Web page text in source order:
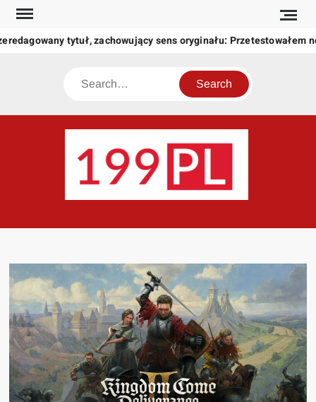
Skip
content
tytuł, zachowujący sens oryginału: Przetestowałem
Search
świat